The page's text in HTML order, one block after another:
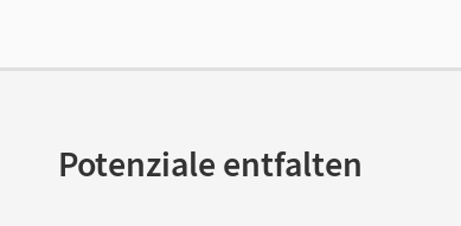
Potenziale entfalten